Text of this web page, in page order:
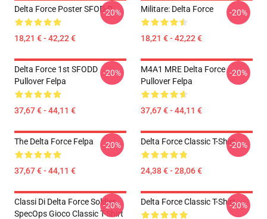
Delta Force Poster SFOD-D
18,21 € - 42,22 €
-20% Militare: Delta Force
18,21 € - 42,22 €
-20%
Delta Force 1st SFODD
Pullover Felpa
37,67 € - 44,11 €
-20%
M4A1 MRE Delta Force
Pullover Felpa
37,67 € - 44,11 €
-20%
The Delta Force Felpa
37,67 € - 44,11 €
-20% Delta Force Classic T-Shirt
24,38 € - 28,06 €
-20%
Classi Di Delta Force Soldier
SpecOps Gioco Classic T-Shirt
-20% Delta Force Classic T-Shirt-20%